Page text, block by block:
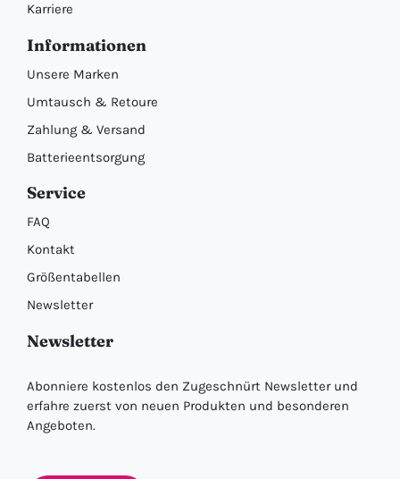
Karriere
Informationen
Unsere Marken
Umtausch & Retoure
Zahlung & Versand
Batterieentsorgung
Service
FAQ
Kontakt
Größentabellen
Newsletter
Newsletter
Abonniere kostenlos den Zugeschnürt Newsletter und
erfahre zuerst von neuen Produkten und besonderen
Angeboten.